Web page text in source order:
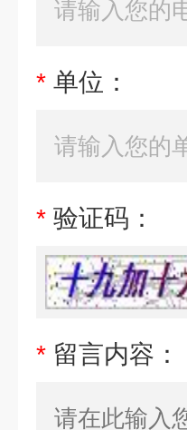
* 单位：
* 验证码：
* 留言内容：